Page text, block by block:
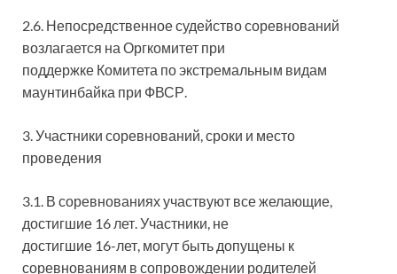
2.6. Непосредственное судейство соревнований
возлагается на Оргкомитет при
поддержке Комитета по экстремальным видам
маунтинбайка при ФВСР.
3. Участники соревнований, сроки и место
проведения
3.1. В соревнованиях участвуют все желающие,
достигшие 16 лет. Участники, не
достигшие 16-лет, могут быть допущены к
соревнованиям в сопровождении родителей